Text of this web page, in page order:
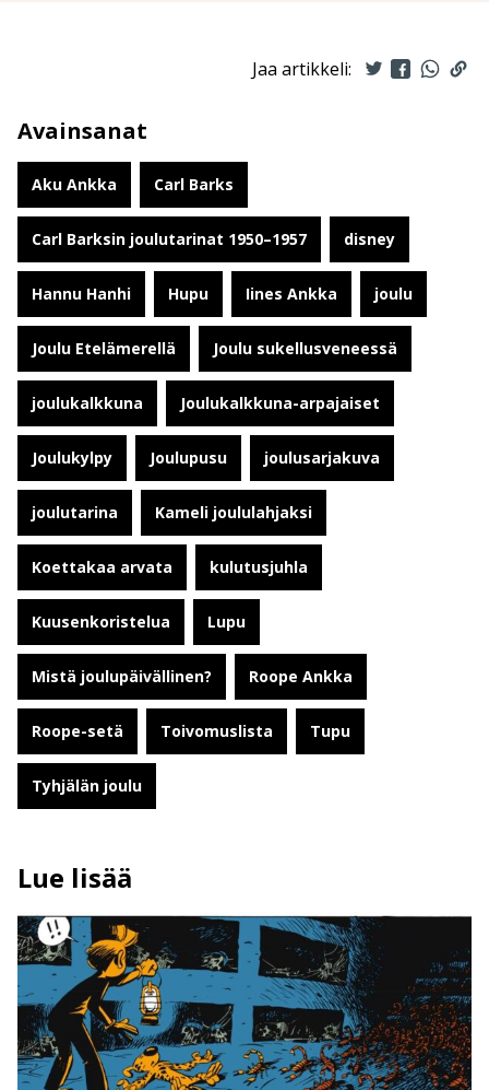
Jaa artikkeli:
Avainsanat
Aku Ankka Carl Barks
Carl Barksin joulutarinat 1950–1957 disney
Hannu Hanhi Hupu Iines Ankka joulu
Joulu Etelämerellä Joulu sukellusveneessä
joulukalkkuna Joulukalkkuna-arpajaiset
Joulukylpy Joulupusu joulusarjakuva
joulutarina Kameli joululahjaksi
Koettakaa arvata kulutusjuhla
Kuusenkoristelua Lupu
Mistä joulupäivällinen? Roope Ankka
Roope-setä Toivomuslista Tupu
Tyhjälän joulu
Lue lisää